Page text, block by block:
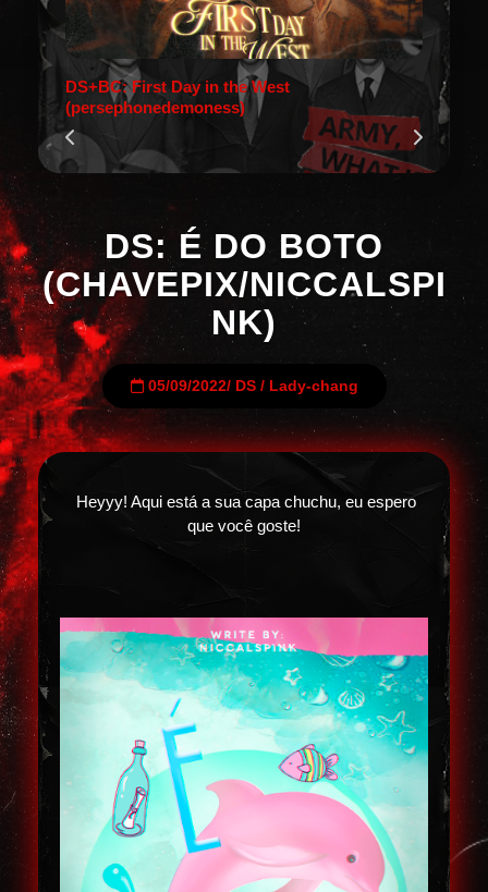
DS+BC: First Day in the West
(persephonedemoness)
DS: É DO BOTO
(CHAVEPIX/NICCALSPI
NK)
05/09/2022/ DS/ Lady-chang
Heyyy! Aqui está a sua capa chuchu, eu espero
que você goste!